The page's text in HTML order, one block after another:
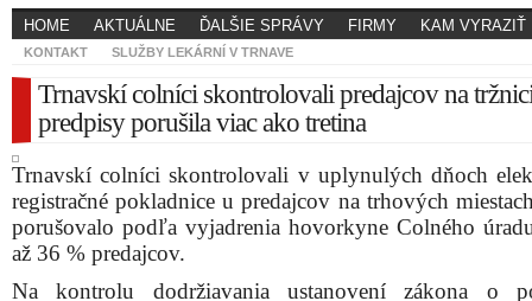
HOME AKTUÁLNE ĎALŠIE SPRÁVY FIRMY KAM VYRAZIŤ
KONTAKT SLUŽBY LEKÁRNÍ V TRNAVE
Trnavskí colníci skontrolovali predajcov na
predpisy porušila viac ako tretina